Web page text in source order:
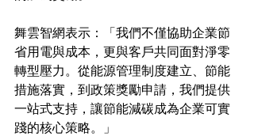
舞雲智網表示：「我們不僅協助企業節
省用電與成本，更與客戶共同面對淨零
轉型壓力。從能源管理制度建立、節能
措施落實，到政策獎勵申請，我們提供
一站式支持，讓節能減碳成為企業可實
踐的核心策略。」